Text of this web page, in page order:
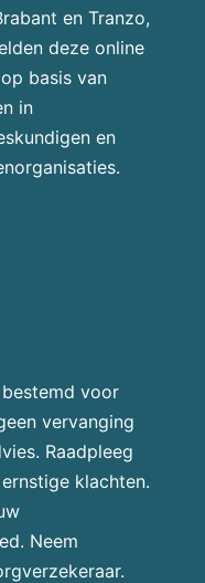
en Tranzo,
deze online
basis van
in
en
voor
vervanging
Raadpleeg
klachten.
Neem